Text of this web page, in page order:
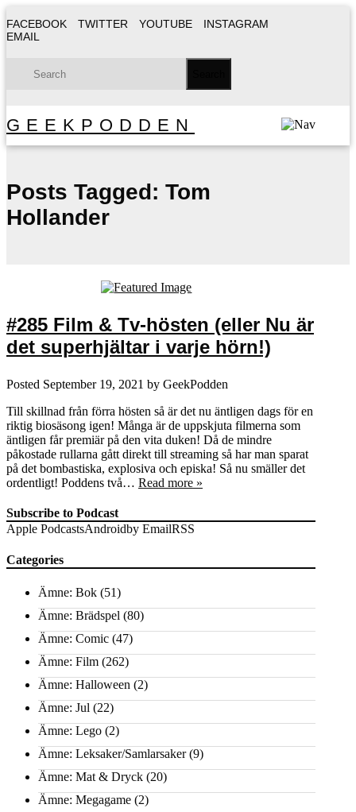
FACEBOOK TWITTER YOUTUBE
INSTAGRAM
EMAIL
GEEKPODDEN
Posts Tagged: Tom
Hollander
#285 Film & Tv-hösten (eller Nu är
det superhjältar i varje hörn!)
Posted September 19, 2021 by GeekPodden
Till skillnad från förra hösten så är det nu äntligen dags för en
riktig biosäsong igen! Många är de uppskjuta filmerna som
äntligen får premiär på den vita duken! Då de mindre
påkostade rullarna gått direkt till streaming så har man sparat
på det bombastiska, explosiva och episka! Så nu smäller det
ordentligt! Poddens två… Read more »
Subscribe to Podcast
Apple PodcastsAndroidby EmailRSS
Categories
Ämne: Bok (51)
Ämne: Brädspel (80)
Ämne: Comic (47)
Ämne: Film (262)
Ämne: Halloween (2)
Ämne: Jul (22)
Ämne: Lego (2)
Ämne: Leksaker/Samlarsaker(9)
Ämne: Mat & Dryck (20)
Ämne: Megagame (2)